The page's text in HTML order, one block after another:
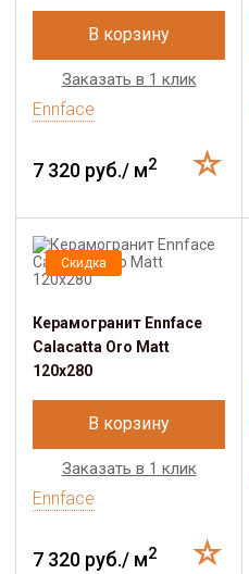
В корзину
Заказать в 1 клик
Ennface
7 320 руб./ м2
Скидка
Керамогранит Ennface
Calacatta Oro Matt
120x280
В корзину
Заказать в 1 клик
Ennface
7 320 руб./ м2